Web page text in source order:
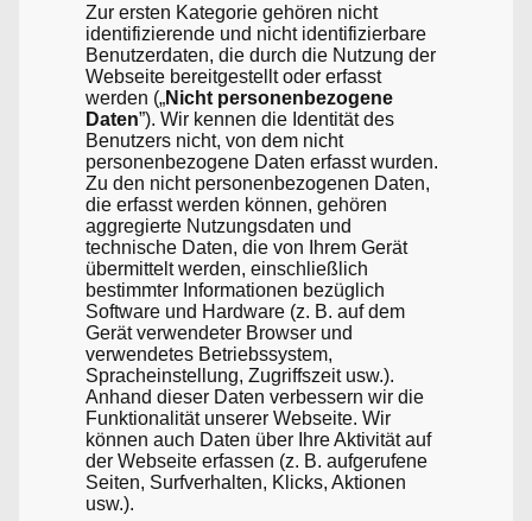
Zur ersten Kategorie gehören nicht
identifizierende und nicht identifizierbare
Benutzerdaten, die durch die Nutzung der
Webseite bereitgestellt oder erfasst
werden („Nicht personenbezogene
Daten”). Wir kennen die Identität des
Benutzers nicht, von dem nicht
personenbezogene Daten erfasst wurden.
Zu den nicht personenbezogenen Daten,
die erfasst werden können, gehören
aggregierte Nutzungsdaten und
technische Daten, die von Ihrem Gerät
übermittelt werden, einschließlich
bestimmter Informationen bezüglich
Software und Hardware (z. B. auf dem
Gerät verwendeter Browser und
verwendetes Betriebssystem,
Spracheinstellung, Zugriffszeit usw.).
Anhand dieser Daten verbessern wir die
Funktionalität unserer Webseite. Wir
können auch Daten über Ihre Aktivität auf
der Webseite erfassen (z. B. aufgerufene
Seiten, Surfverhalten, Klicks, Aktionen
usw.).